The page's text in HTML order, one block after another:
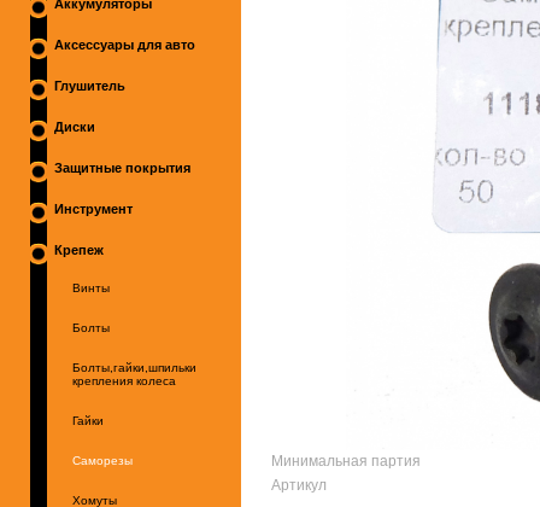
Аккумуляторы
Аксессуары для авто
Глушитель
Диски
Защитные покрытия
Инструмент
Крепеж
Винты
Болты
Болты,гайки,шпильки
крепления колеса
Гайки
Саморезы
Хомуты
Минимальная партия
Артикул